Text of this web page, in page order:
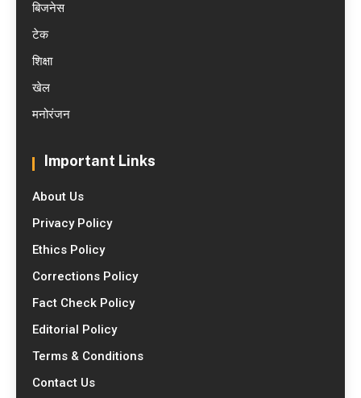
बिजनेस
टेक
शिक्षा
खेल
मनोरंजन
Important Links
About Us
Privacy Policy
Ethics Policy
Corrections Policy
Fact Check Policy
Editorial Policy
Terms & Conditions
Contact Us